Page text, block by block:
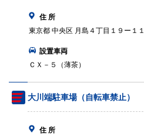
住 所
東京都 中央区 月島４丁目１９ー１１
設置車両
ＣＸ－５（薄茶）
大川端駐車場（自転車禁止）
住 所